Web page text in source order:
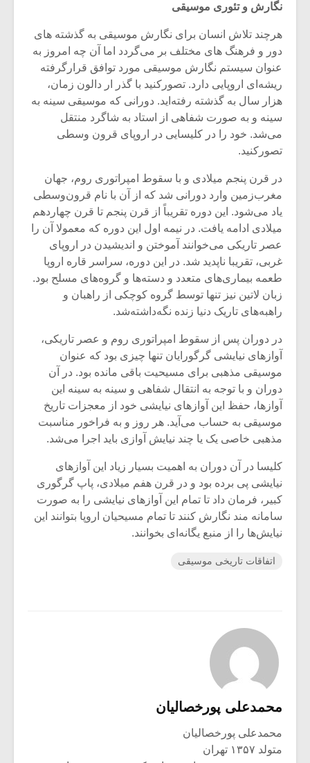
نگارش و تئوری موسیقی
هرچند تلاش انسان برای نگارش موسیقی به گذشته های
دور و فرهنگ های مختلف بر می‌گردد اما آن چه امروز به
عنوان سیستم نگارش موسیقی مورد توافق قرارگرفته
ریشه‌ای اروپایی دارد. تصورکنید با گذر ار دالون زمان،
هزار سال به گذشته رفته‌اید. دورانی که موسیقی سینه به
سینه و به صورت شفاهی از استاد به شاگرد منتقل
می‌شد. خود را در کلیسایی در اروپای قرون وسطی
تصورکنید.
در قرن پنجم میلادی و با سقوط امپراتوری روم، جهان
مغرب‌زمین وارد دورانی شد که از آن با نام قرون‌وسطی
یاد می‌شود. این دوره تقریباً از قرن پنجم تا قرن چهاردهم
میلادی ادامه یافت. در نیمه اول این دوره که معمولا آن را
عصر تاریکی می‌خوانند آموختن و اندیشیدن در اروپای
غربی، تقریبا ناپدید شد. در این دوره، سراسر قاره اروپا
طعمه بیماری‌های متعدد و دسته‌ها و گروه‌های مسلح بود.
زبان لاتین نیز تنها توسط گروه کوچکی از راهبان و
راهبه‌های تاریک دنیا زنده نگه‌داشته‌شد.
در دوران پس از سقوط امپراتوری روم و عصر تاریکی،
آوازهای نیایشی گرگورایان تنها چیزی بود که عنوان
موسیقی مذهبی برای مسیحیت باقی مانده بود. در آن
دوران و با توجه به انتقال شفاهی و سینه به سینه این
آوازها، حفظ این آوازهای نیایشی خود از معجزات تاریخ
موسیقی به حساب می‌آید. هر روز و به فراخور مناسبت
مذهبی خاصی یک یا چند نیایش آوازی باید اجرا می‌شد.
کلیسا در آن دوران به اهمیت بسیار زیاد این آوازهای
نیایشی پی برده بود و در قرن هفم میلادی، پاپ گرگوری
کبیر، فرمان داد تا تمام این آوازهای نیایشی را به صورت
سامانه مند نگارش کنند تا تمام مسیحیان اروپا بتوانند این
نیایش‌ها را از منبع یگانه‌ای بخوانند.
اتفاقات تاریخی موسیقی
محمدعلی پورخصالیان
محمدعلی پورخصالیان
متولد ۱۳۵۷ تهران
میکلوش روژا
یادداشتی بر موسیقی
متن فیلم «متری
شیش و نیم»
اگر نمی توانی
مشهورترین باشی،
بدنام ترین باش
موسیقی